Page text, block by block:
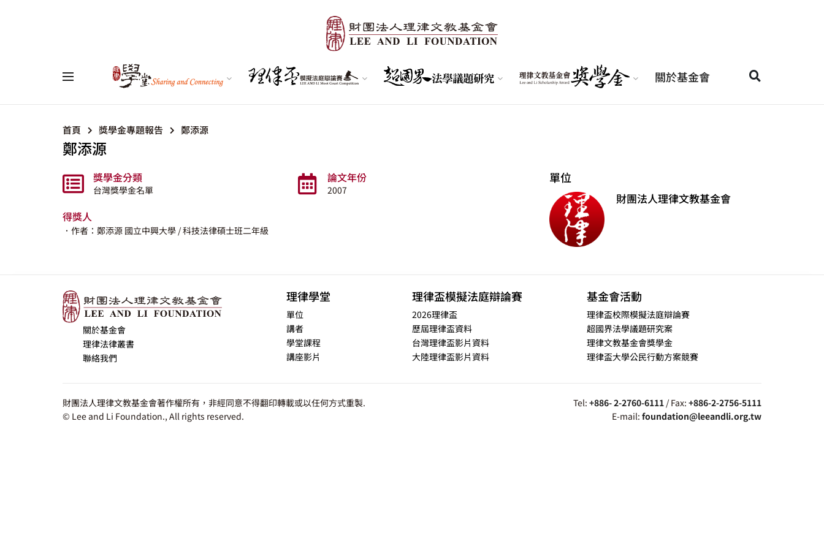
關於基金會
首頁 獎學金專題報告 鄭添源
鄭添源
獎學金分類
台灣獎學金名單
論文年份
2007
得獎人
．作者：鄭添源 國立中興大學 / 科技法律碩士班二年級
單位
財團法人理律文教基金會
關於基金會
理律法律叢書
聯絡我們
理律學堂
單位
講者
學堂課程
講座影片
理律盃模擬法庭辯論賽
2026理律盃
歷屆理律盃資料
台灣理律盃影片資料
大陸理律盃影片資料
基金會活動
理律盃校際模擬法庭辯論賽
超國界法學議題研究案
理律文教基金會獎學金
理律盃大學公民行動方案競賽
財團法人理律文教基金會著作權所有，非經同意不得翻印轉載或以任何方式重製.
© Lee and Li Foundation., All rights reserved.
Tel: +886- 2-2760-6111 / Fax: +886-2-2756-5111
E-mail: foundation@leeandli.org.tw